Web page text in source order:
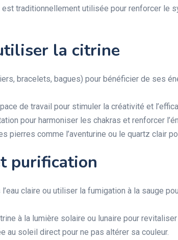
est traditionnellement utilisée pour renforcer le
la citrine
bracelets, bagues) pour bénéficier de ses
de travail pour stimuler la créativité et
pour harmoniser les chakras et renforcer
pierres comme l’aventurine ou le quartz clair
purification
claire ou utiliser la fumigation à la sauge
à la lumière solaire ou lunaire pour
au soleil direct pour ne pas altérer sa couleur.